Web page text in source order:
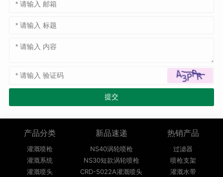
产品分类
灌溉喷枪
灌溉系统
灌溉喷头
新品速递
NS40涡轮喷枪
NS30短款涡轮喷枪
CRD-5022A灌溉喷头
热销产品
过滤器
喷枪支架
灌溉水带